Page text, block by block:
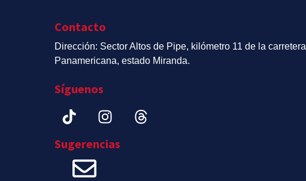
Contacto
Dirección: Sector Altos de Pipe, kilómetro 11 de la carretera
Panamericana, estado Miranda.
Síguenos
Sugerencias